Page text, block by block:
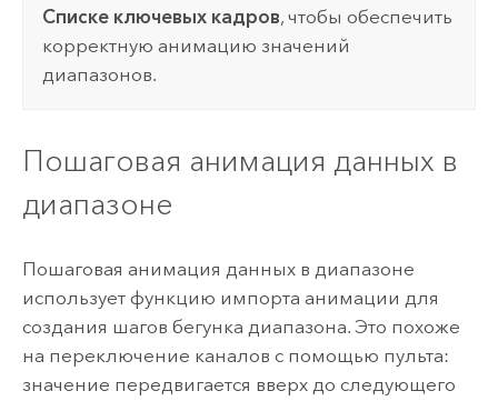
Списке ключевых кадров, чтобы обеспечить
корректную анимацию значений
диапазонов.
Пошаговая анимация данных в
диапазоне
Пошаговая анимация данных в диапазоне
использует функцию импорта анимации для
создания шагов бегунка диапазона. Это похоже
на переключение каналов с помощью пульта:
значение передвигается вверх до следующего